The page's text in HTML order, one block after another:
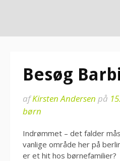
Besøg
afKirsten Andersen på
børn
Indrømmet – det falder
vanlige område her på
er et hit hos børnefamilier?